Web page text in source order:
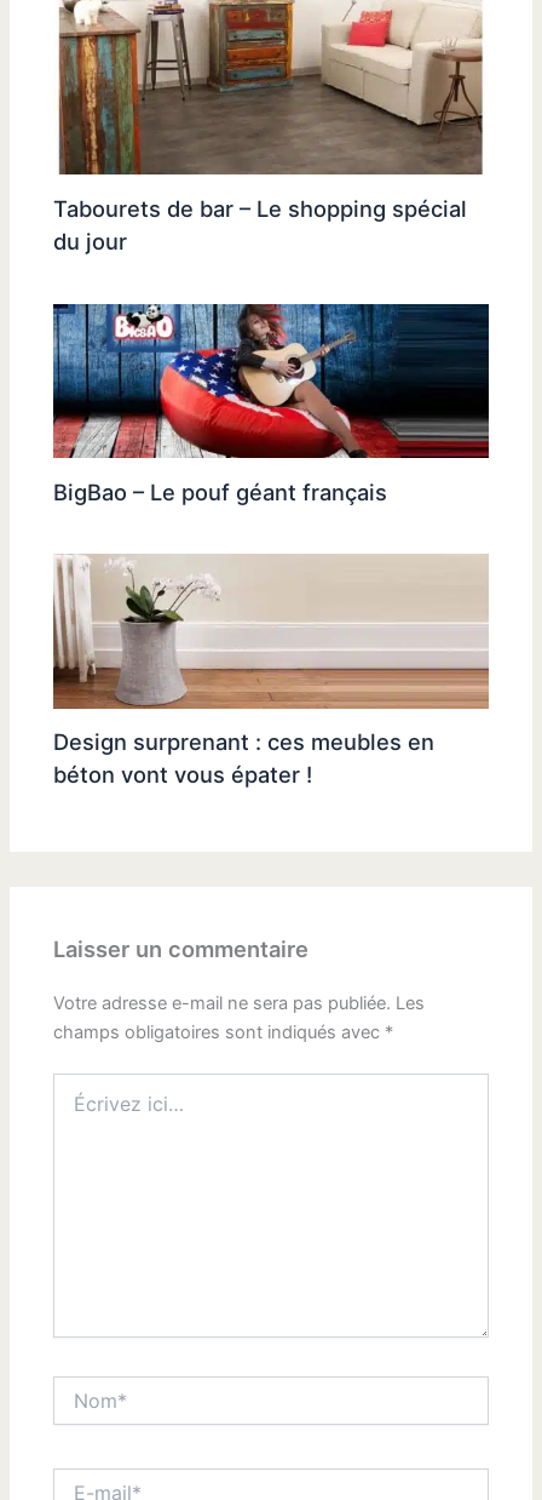
Tabourets de bar – Le shopping spécial
du jour
BigBao – Le pouf géant français
Design surprenant : ces meubles en
béton vont vous épater !
Laisser un commentaire
Votre adresse e-mail ne sera pas publiée. Les
champs obligatoires sont indiqués avec *
ici…